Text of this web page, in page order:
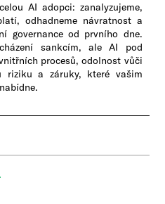
AI adopci: zanalyzujeme,
odhadneme návratnost a
governance od prvního dne.
sankcím, ale AI pod
procesů, odolnost vůči
riziku a záruky, které vašim